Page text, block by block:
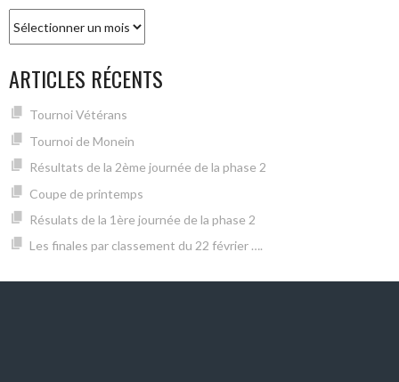
ARTICLES RÉCENTS
Tournoi Vétérans
Tournoi de Monein
Résultats de la 2ème journée de la phase 2
Coupe de printemps
Résulats de la 1ère journée de la phase 2
Les finales par classement du 22 février ….